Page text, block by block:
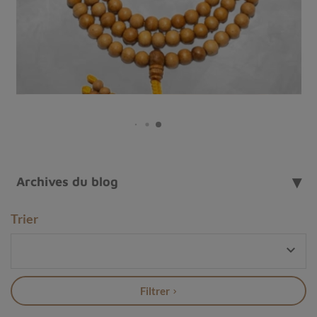
appartenant à la famille des calcédoines, elle-même
issue du groupe des quartz.Sa couleur varie du blanc
au vert, en passant par le gris ou le brun, avec des
inclusions en forme de"mousse"qui lui confèrent son
aspect unique et son nom évocateur. Ces dernières sont
principalement composéesd'oxyde de manganèse, de
choix populaire pour la confection de bijoux et autres
propriétés en lithothérapie
choix pour ceux qui cherchent à améliorer leur bien-être
Histoire de l'Agate Mousse
A travers l'histoire et toutes les cultures, le minéral
Archives du blog
Trier

Filtrer